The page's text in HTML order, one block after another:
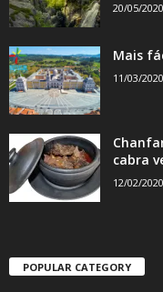
20/05/2020
Mais
11/03/2020
cabra
12/02/2020
POPULAR CATEGORY